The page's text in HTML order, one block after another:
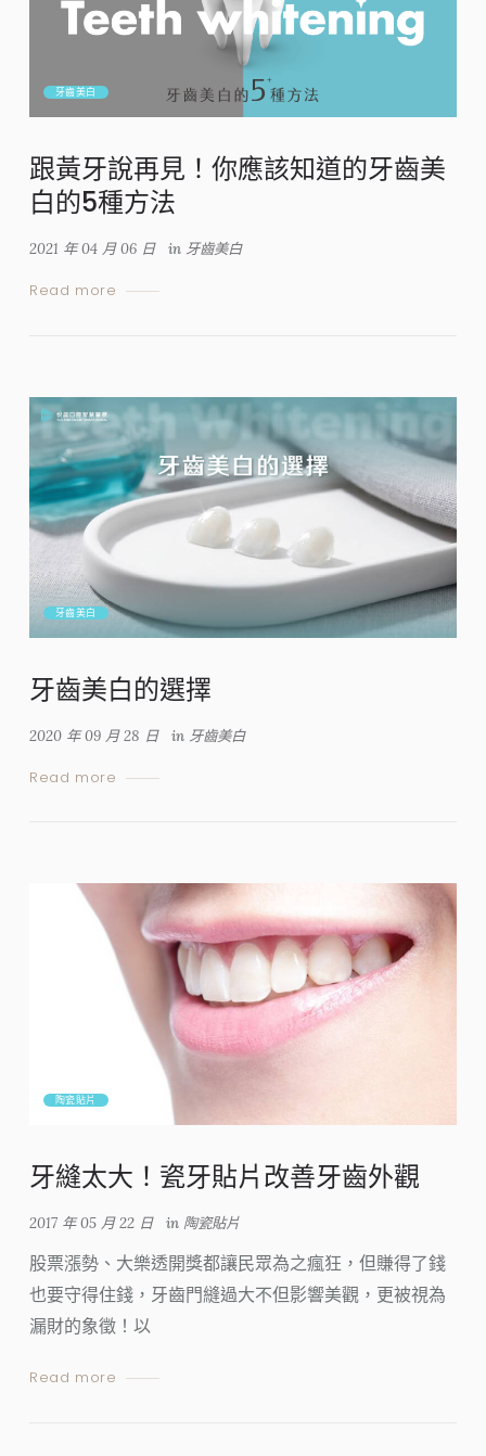
牙齒美白
跟黃牙說再見！你應該知道的牙齒美
白的5種方法
2021 年 04 月 06 日 in 牙齒美白
Read more
牙齒美白
牙齒美白的選擇
2020 年 09 月 28 日 in 牙齒美白
Read more
陶瓷貼片
牙縫太大！瓷牙貼片改善牙齒外觀
2017 年 05 月 22 日 in 陶瓷貼片
股票漲勢、大樂透開獎都讓民眾為之瘋狂，但賺得了錢
也要守得住錢，牙齒門縫過大不但影響美觀，更被視為
漏財的象徵！以
Read more